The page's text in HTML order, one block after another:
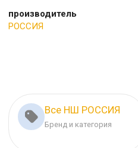
производитель
РОССИЯ
Все НШ РОССИЯ
Бренд и категория